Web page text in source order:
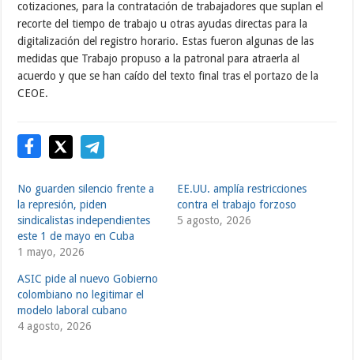
cotizaciones, para la contratación de trabajadores que suplan el
recorte del tiempo de trabajo u otras ayudas directas para la
digitalización del registro horario. Estas fueron algunas de las
medidas que Trabajo propuso a la patronal para atraerla al
acuerdo y que se han caído del texto final tras el portazo de la
CEOE.
No guarden silencio frente a
la represión, piden
sindicalistas independientes
este 1 de mayo en Cuba
1 mayo, 2026
EE.UU. amplía restricciones
contra el trabajo forzoso
5 agosto, 2026
ASIC pide al nuevo Gobierno
colombiano no legitimar el
modelo laboral cubano
4 agosto, 2026